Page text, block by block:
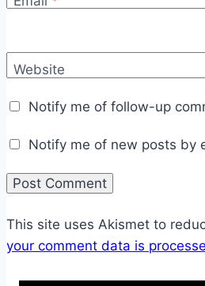
Website
Notify me of follow-up
Notify me of new posts by
This site uses Akismet to
your comment data is